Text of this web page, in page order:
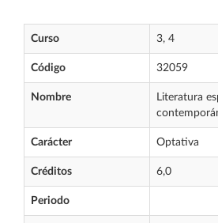
Curso 3, 4
Código 32059
Nombre
Literatura
Carácter Optativa
Créditos 6,0
Periodo